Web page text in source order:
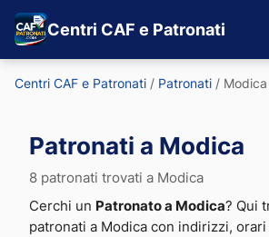
Centri CAF e Patronati
Centri CAF e Patronati / Patronati / Modica
Patronati a Modica
8 patronati trovati a Modica
Cerchi un Patronato a Modica? Qui
patronati a Modica con indirizzi,